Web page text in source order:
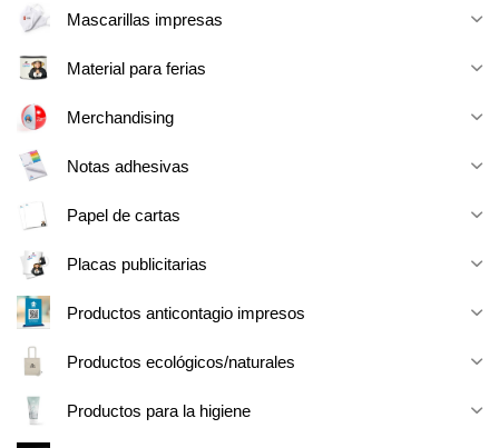
Mascarillas impresas
Material para ferias
Merchandising
Notas adhesivas
Papel de cartas
Placas publicitarias
Productos anticontagio impresos
Productos ecológicos/naturales
Productos para la higiene